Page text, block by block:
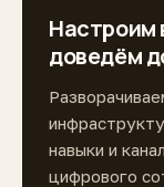
Настроим
доведём
навыки и
цифрового